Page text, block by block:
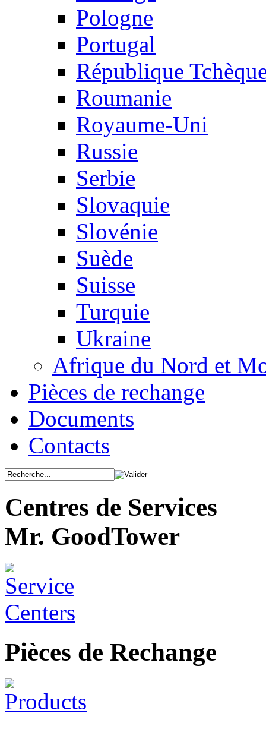
Pologne
Portugal
République
Roumanie
Royaume-Uni
Russie
Serbie
Slovaquie
Slovénie
Suède
Suisse
Turquie
Ukraine
Afrique du Nord et
Pièces de rechange
Documents
Contacts
Centres de Services
Mr. GoodTower
Pièces de Rechange